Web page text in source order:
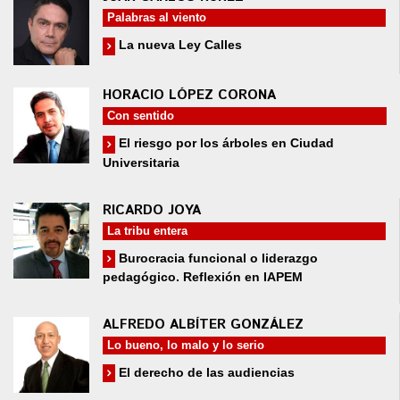
Palabras al viento
La nueva Ley Calles
HORACIO LÓPEZ CORONA
Con sentido
El riesgo por los árboles en Ciudad
Universitaria
RICARDO JOYA
La tribu entera
Burocracia funcional o liderazgo
pedagógico. Reflexión en IAPEM
ALFREDO ALBÍTER GONZÁLEZ
Lo bueno, lo malo y lo serio
El derecho de las audiencias